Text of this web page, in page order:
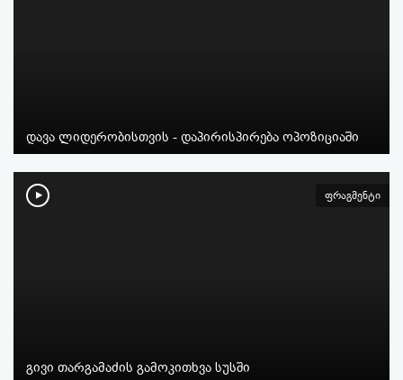
დავა ლიდერობისთვის - დაპირისპირება ოპოზიციაში
ფრაგმენტი
გივი თარგამაძის გამოკითხვა სუსში